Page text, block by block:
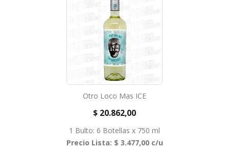
Otro Loco Mas ICE
$ 20.862,00
1 Bulto: 6 Botellas x 750 ml
Precio Lista: $ 3.477,00 c/u